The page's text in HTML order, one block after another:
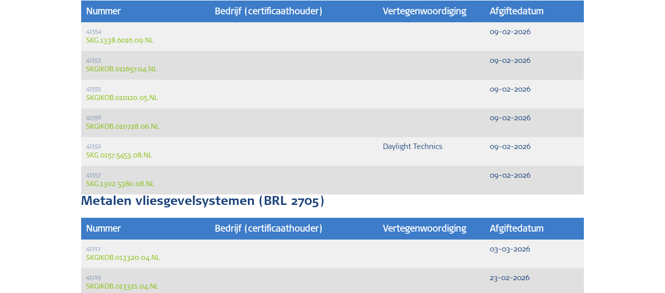
Nummer Bedrijf (certificaathouder) Vertegenwoordiging Afgiftedatum
41554
SKG.1338.6016.09.NL
09-02-2026
41553
SKGIKOB.011657.04.NL
09-02-2026
41555
SKGIKOB.010110.05.NL
09-02-2026
41556
SKGIKOB.010728.06.NL
09-02-2026
41552
SKG.0157.5453.08.NL
Daylight Technics 09-02-2026
41557
SKG.1302.5380.08.NL
09-02-2026
Metalen vliesgevelsystemen (BRL 2705)
Nummer Bedrijf (certificaathouder) Vertegenwoordiging Afgiftedatum
41717
SKGIKOB.013320.04.NL
03-03-2026
41719
SKGIKOB.013321.04.NL
23-02-2026